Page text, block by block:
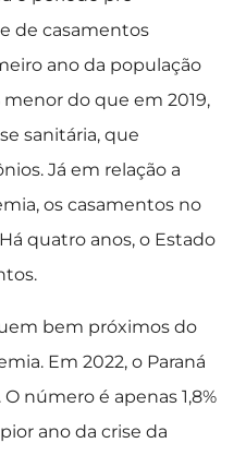
de casamentos
ano da população
menor do que em 2019,
sanitária, que
Já em relação a
os casamentos no
quatro anos, o Estado
bem próximos do
Em 2022, o Paraná
número é apenas 1,8%
ano da crise da